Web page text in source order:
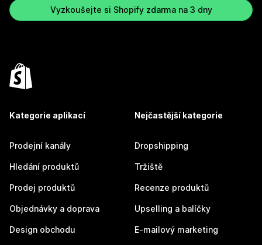
Vyzkoušejte si Shopify zdarma na 3 dny
Kategorie aplikací
Prodejní kanály
Hledání produktů
Prodej produktů
Objednávky a doprava
Design obchodu
Nejčastější kategorie
Dropshipping
Tržiště
Recenze produktů
Upselling a balíčky
E-mailový marketing